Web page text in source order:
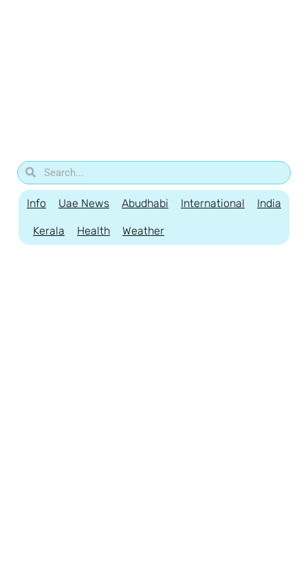
Info Uae News Abudhabi International India
Kerala Health Weather